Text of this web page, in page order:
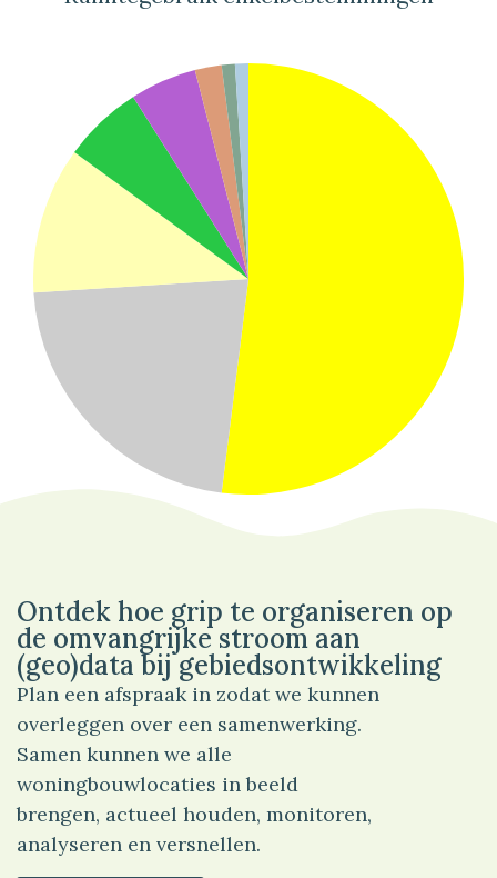
Ontdek hoe grip te organiseren op
de omvangrijke stroom aan
(geo)data bij gebiedsontwikkeling
Plan een afspraak in zodat we kunnen
overleggen over een samenwerking.
Samen kunnen we alle
woningbouwlocaties in beeld
brengen, actueel houden, monitoren,
analyseren en versnellen.